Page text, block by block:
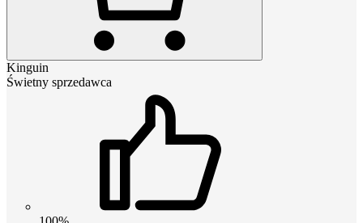
Kinguin
Świetny sprzedawca